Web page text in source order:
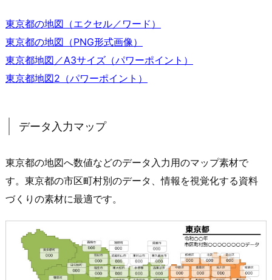
東京都の地図（エクセル／ワード）
東京都の地図（PNG形式画像）
東京都地図／A3サイズ（パワーポイント）
東京都地図2（パワーポイント）
データ入力マップ
東京都の地図へ数値などのデータ入力用のマップ素材で
す。東京都の市区町村別のデータ、情報を視覚化する資料
づくりの素材に最適です。